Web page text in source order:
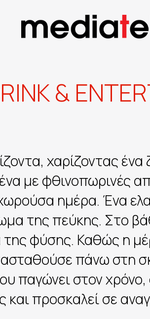
RINK& ENTER
χαρίζοντας
με φθινοπωρινές
ημέρα. Ένα
της πεύκης. Στο
φύσης. Καθώς η
πάνω στη
παγώνει στον
και προσκαλεί σε